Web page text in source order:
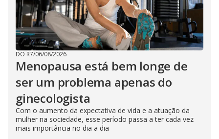
DO R7/06/08/2026
Menopausa está bem longe de
ser um problema apenas do
ginecologista
Com o aumento da expectativa de vida e a atuação da
mulher na sociedade, esse período passa a ter cada vez
mais importância no dia a dia